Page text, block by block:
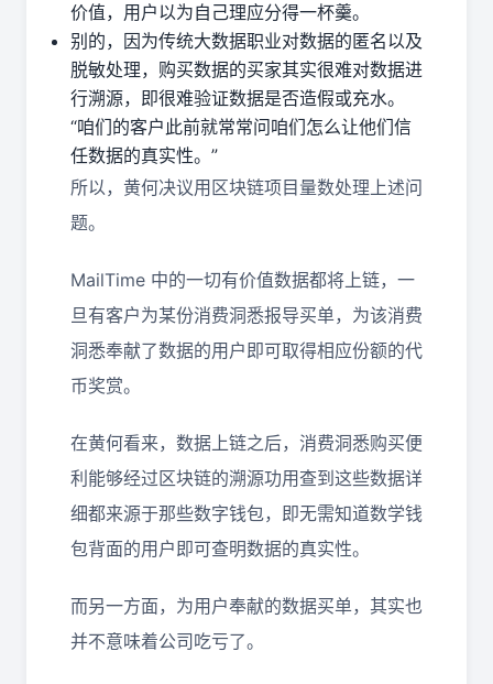
价值，用户以为自己理应分得一杯羹。
别的，因为传统大数据职业对数据的匿名以及
脱敏处理，购买数据的买家其实很难对数据进
行溯源，即很难验证数据是否造假或充水。
“咱们的客户此前就常常问咱们怎么让他们信
任数据的真实性。”
所以，黄何决议用区块链项目量数处理上述问
题。
MailTime 中的一切有价值数据都将上链，一
旦有客户为某份消费洞悉报导买单，为该消费
洞悉奉献了数据的用户即可取得相应份额的代
币奖赏。
在黄何看来，数据上链之后，消费洞悉购买便
利能够经过区块链的溯源功用查到这些数据详
细都来源于那些数字钱包，即无需知道数学钱
包背面的用户即可查明数据的真实性。
而另一方面，为用户奉献的数据买单，其实也
并不意味着公司吃亏了。